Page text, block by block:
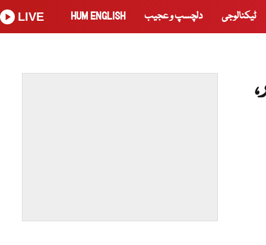
ٹیکنالوجی دلچسپ و عجیب HUM ENGLISH
LIVE